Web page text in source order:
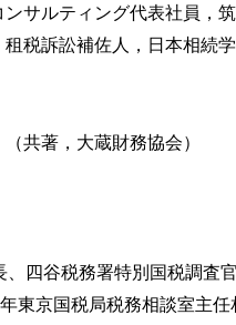
住宅借入金等特別控除の再適
サルティング代表社員，
税訴訟補佐人，日本相続
共著，大蔵財務協会）
四谷税務署特別国税調査
東京国税局税務相談室主任